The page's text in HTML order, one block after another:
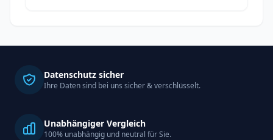
Datenschutz sicher
Ihre Daten sind bei uns sicher & verschlüsselt.
Unabhängiger Vergleich
100% unabhängig und neutral für Sie.